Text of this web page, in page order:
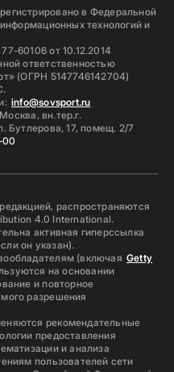
в Федеральной
технологий и
60106 от 10.12.2014
ответственностью
(ОГРН 5147746142704)
info@sovsport.ru
вн.тер.г.
Бутлерова, 17, помещ. 2/7
00
распространяются
4.0 International.
активная гиперссылка
он указан).
(включая Getty
на основании
и повторное
разрешения
рекомендательные
предоставления
и анализа
пользователей сети